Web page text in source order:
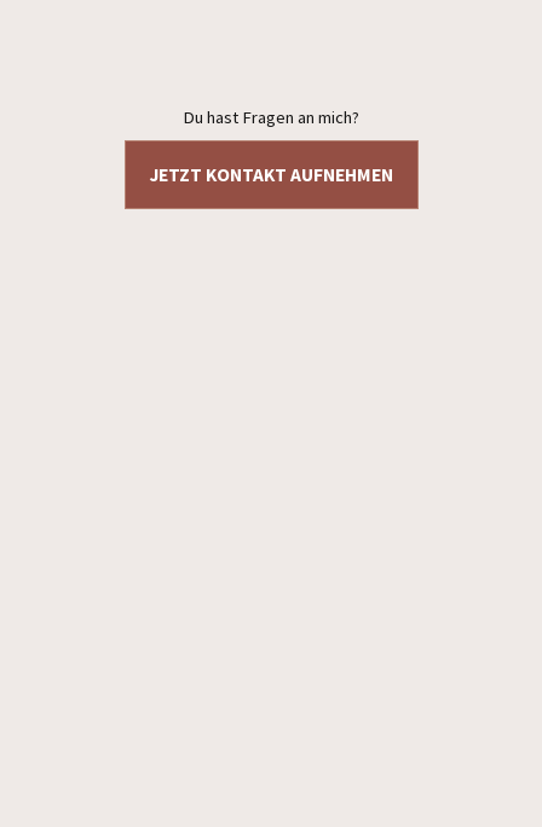
Du hast Fragen an mich?
JETZT KONTAKT AUFNEHMEN